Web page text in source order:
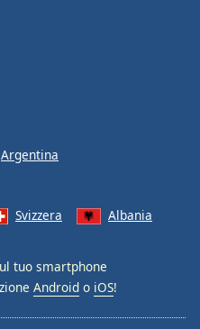
Argentina
Svizzera Albania
tuo smartphone
Android o iOS!